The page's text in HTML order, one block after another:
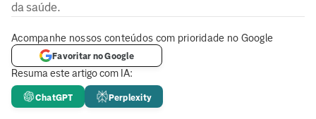
da saúde.
Resuma este artigo com IA:
ChatGPT Perplexity
Acompanhe nossos conteúdos com prioridade no Google
Favoritar no Google